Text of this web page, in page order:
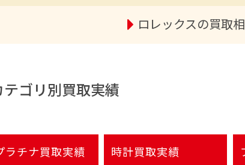
ロレックスの買取
テゴリ別買取実績
ラチナ買取実績 時計買取実績